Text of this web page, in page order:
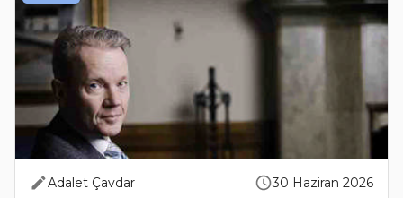
Adalet Çavdar 30 Haziran 2026